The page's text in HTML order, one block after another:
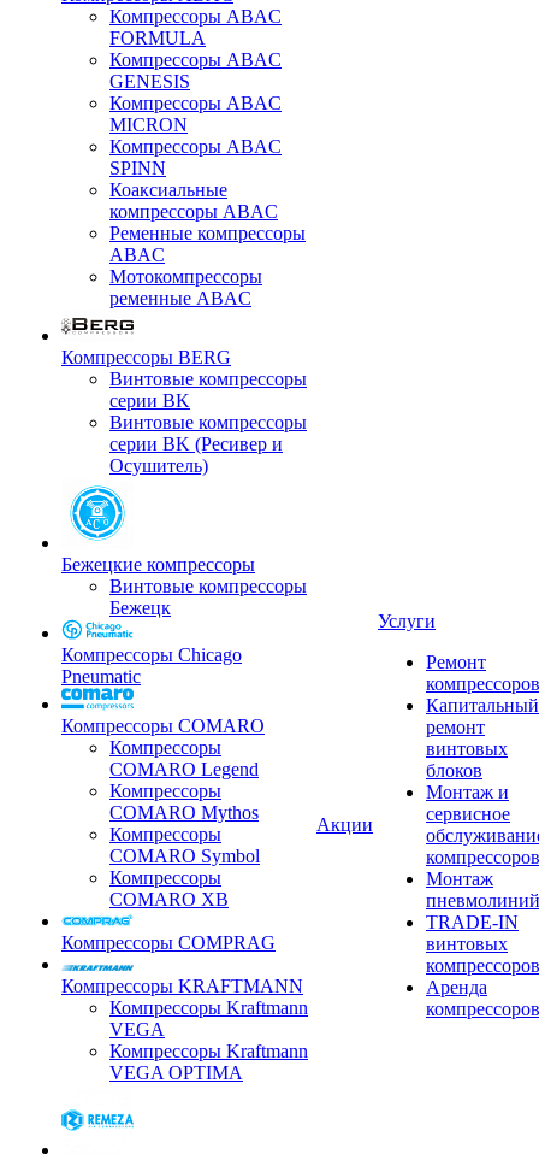
Компрессоры ABAC
FORMULA
Компрессоры ABAC
GENESIS
Компрессоры ABAC
MICRON
Компрессоры ABAC
SPINN
Коаксиальные
компрессоры ABAC
Ременные компрессоры
ABAC
Мотокомпрессоры
ременные ABAC
Компрессоры BERG
Винтовые компрессоры
серии BK
Винтовые компрессоры
серии BK (Ресивер и
Осушитель)
Бежецкие компрессоры
Винтовые компрессоры
Бежецк
Компрессоры Chicago
Pneumatic
Компрессоры COMARO
Компрессоры
COMARO Legend
Компрессоры
COMARO Mythos
Компрессоры
COMARO Symbol
Компрессоры
COMARO XB
Компрессоры COMPRAG
Компрессоры KRAFTMANN
Компрессоры Kraftmann
VEGA
Компрессоры Kraftmann
VEGA OPTIMA
Акции
Услуги
Ремонт
компрессоров
Капитальный
ремонт
винтовых
блоков
Монтаж и
сервисное
компрессоров
Монтаж
пневмолиний
TRADE-IN
винтовых
компрессоров
Аренда
компрессоров